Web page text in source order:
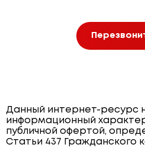
Данный интернет-ресурс
информационный характер
публичной офертой,
Статьи 437 Гражданского